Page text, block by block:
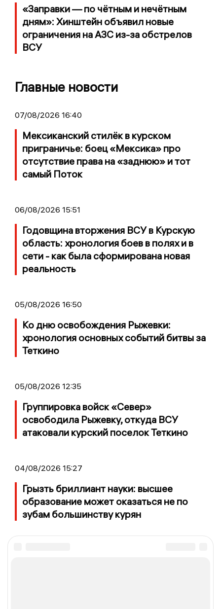
«Заправки — по чётным и нечётным
дням»: Хинштейн объявил новые
ограничения на АЗС из-за обстрелов
ВСУ
Главные новости
07/08/2026 16:40
Мексиканский стилёк в курском
приграничье: боец «Мексика» про
отсутствие права на «заднюю» и тот
самый Поток
06/08/2026 15:51
Годовщина вторжения ВСУ в Курскую
область: хронология боев в полях и в
сети - как была сформирована новая
реальность
05/08/2026 16:50
Ко дню освобождения Рыжевки:
хронология основных событий битвы за
Теткино
05/08/2026 12:35
Группировка войск «Север»
освободила Рыжевку, откуда ВСУ
атаковали курский поселок Теткино
04/08/2026 15:27
Грызть бриллиант науки: высшее
образование может оказаться не по
зубам большинству курян